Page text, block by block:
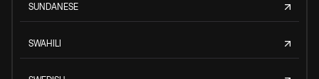
SUNDANESE
SWAHILI